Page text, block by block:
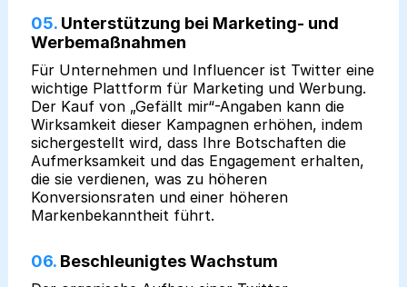
05. Unterstützung bei Marketing- und
Werbemaßnahmen
Für Unternehmen und Influencer ist Twitter eine
wichtige Plattform für Marketing und Werbung.
Der Kauf von „Gefällt mir“-Angaben kann die
Wirksamkeit dieser Kampagnen erhöhen, indem
sichergestellt wird, dass Ihre Botschaften die
Aufmerksamkeit und das Engagement erhalten,
die sie verdienen, was zu höheren
Konversionsraten und einer höheren
Markenbekanntheit führt.
06. Beschleunigtes Wachstum